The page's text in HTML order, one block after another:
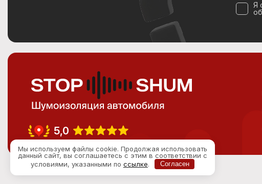
Я
5,0
Мы используем файлы cookie. Продолжая использовать
данный сайт, вы соглашаетесь с этим в соответствии с
условиями, указанными по ссылке. Согласен